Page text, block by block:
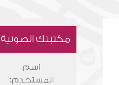
مكتبتك الصوتية
اسم
المستخدم: